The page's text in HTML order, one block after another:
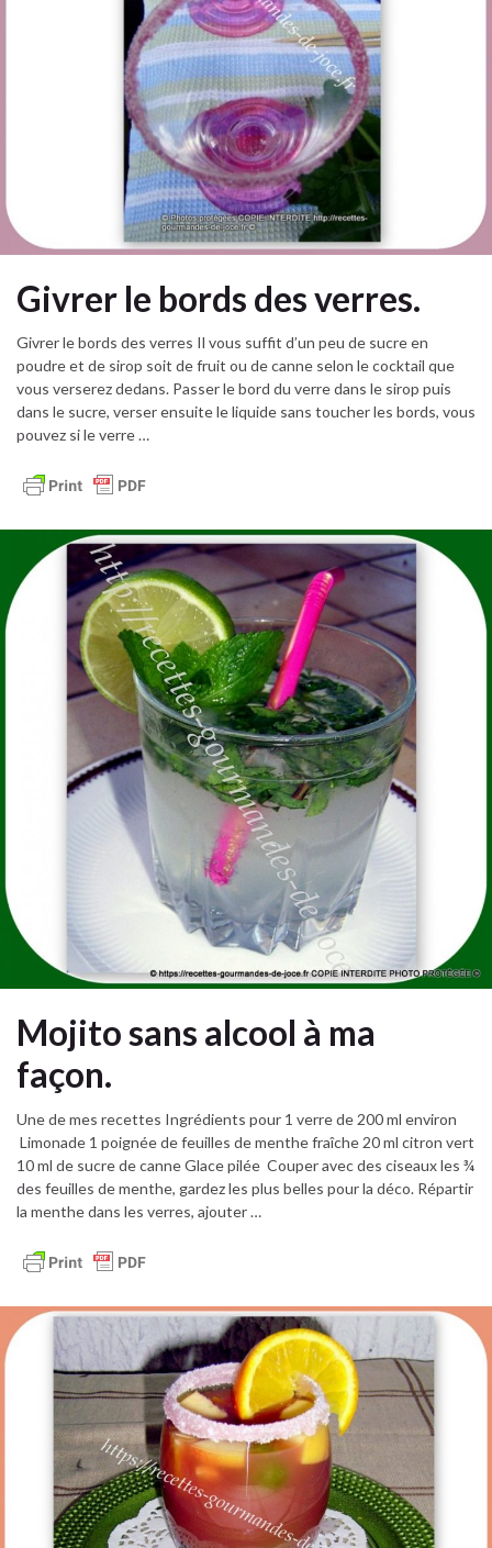
Givrer le bords des verres.
Givrer le bords des verres Il vous suffit d’un peu de sucre en
poudre et de sirop soit de fruit ou de canne selon le cocktail que
vous verserez dedans. Passer le bord du verre dans le sirop puis
dans le sucre, verser ensuite le liquide sans toucher les bords, vous
pouvez si le verre …
Mojito sans alcool à ma
façon.
Une de mes recettes Ingrédients pour 1 verre de 200 ml environ
Limonade 1 poignée de feuilles de menthe fraîche 20 ml citron vert
10 ml de sucre de canne Glace pilée Couper avec des ciseaux les ¾
des feuilles de menthe, gardez les plus belles pour la déco. Répartir
la menthe dans les verres, ajouter …